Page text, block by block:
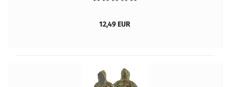
12,49 EUR